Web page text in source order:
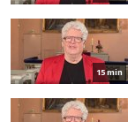
15 min